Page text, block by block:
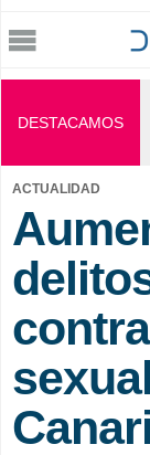
DESTACAMOS
ACTUALIDAD